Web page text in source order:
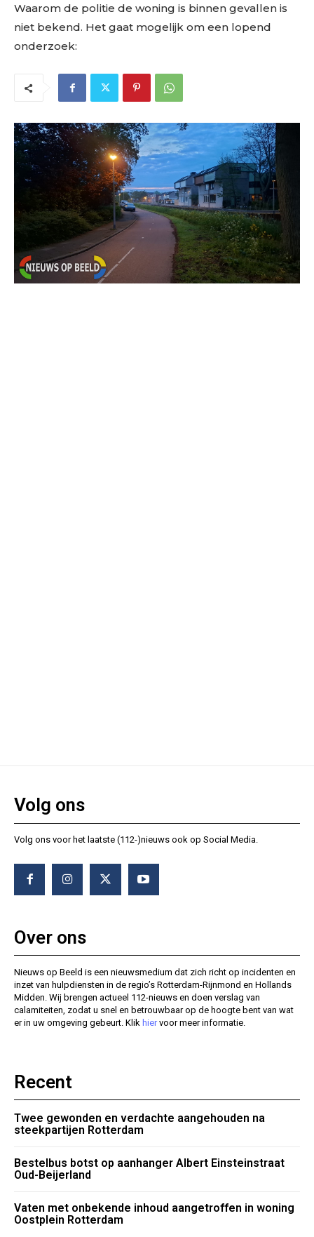
Waarom de politie de woning is binnen gevallen is
niet bekend. Het gaat mogelijk om een lopend
onderzoek:
Volg ons
Volg ons voor het laatste (112-)nieuws ook op Social Media.
Over ons
Nieuws op Beeld is een nieuwsmedium dat zich richt op incidenten en
inzet van hulpdiensten in de regio’s Rotterdam-Rijnmond en Hollands
Midden. Wij brengen actueel 112-nieuws en doen verslag van
calamiteiten, zodat u snel en betrouwbaar op de hoogte bent van wat
er in uw omgeving gebeurt. Klik hiervoor meer informatie.
Recent
Twee gewonden en verdachte aangehouden na
steekpartijen Rotterdam
Bestelbus botst op aanhanger Albert Einsteinstraat
Oud-Beijerland
Vaten met onbekende inhoud aangetroffen in woning
Oostplein Rotterdam